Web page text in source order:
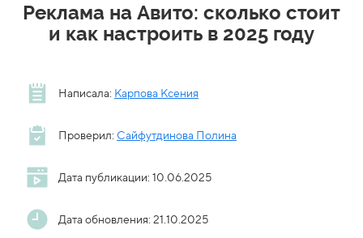
Реклама на Авито: сколько стоит
и как настроить в 2025 году
Написала: Карпова Ксения
Проверил: Сайфутдинова Полина
Дата публикации: 10.06.2025
Дата обновления: 21.10.2025